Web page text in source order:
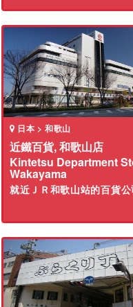
日本 > 和歌山
近鐵百貨, 和歌山店
Kintetsu Department
Wakayama
就近ＪＲ和歌山站的百貨公